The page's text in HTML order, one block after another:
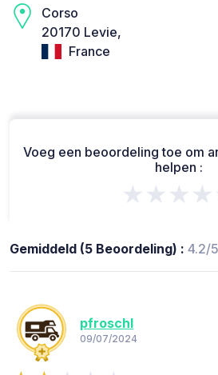
Corso
20170 Levie,
France
Voeg een beoordeling toe om
helpen :
Gemiddeld (5 Beoordeling) : 4.2/5
pfroschl
09/07/2024